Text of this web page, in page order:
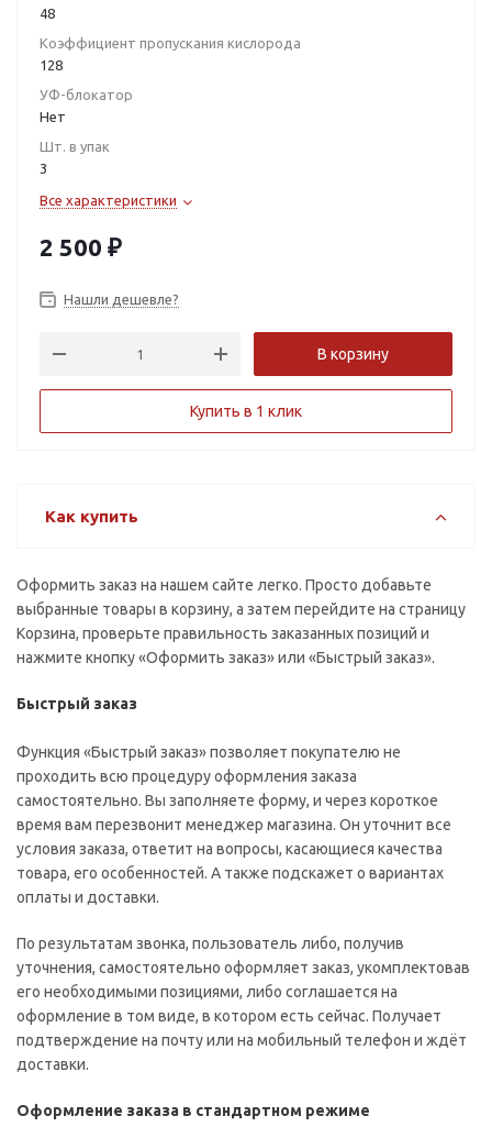
+1.0 +1.25
+1.5
+4.0
+4.75
+5.0 +5.25
+5.5 +5.75
+7.0
48
Коэффициент пропускания кислорода
128
УФ-блокатор
Нет
Шт. в упак
3
Все характеристики
2 500 ₽
Нашли дешевле?
В корзину
Купить в 1 клик
Как купить
Оформить заказ на нашем сайте легко. Просто добавьте
выбранные товары в корзину, а затем перейдите на страницу
Корзина, проверьте правильность заказанных позиций и
нажмите кнопку «Оформить заказ» или «Быстрый заказ».
Быстрый заказ
Функция «Быстрый заказ» позволяет покупателю не
проходить всю процедуру оформления заказа
самостоятельно. Вы заполняете форму, и через короткое
время вам перезвонит менеджер магазина. Он уточнит все
условия заказа, ответит на вопросы, касающиеся качества
товара, его особенностей. А также подскажет о вариантах
оплаты и доставки.
По результатам звонка, пользователь либо, получив
уточнения, самостоятельно оформляет заказ, укомплектовав
его необходимыми позициями, либо соглашается на
оформление в том виде, в котором есть сейчас. Получает
подтверждение на почту или на мобильный телефон и ждёт
доставки.
Оформление заказа в стандартном режиме